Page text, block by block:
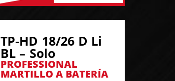
TP-HD 18/26 D Li
BL – Solo
PROFESSIONAL
MARTILLO A BATERÍA